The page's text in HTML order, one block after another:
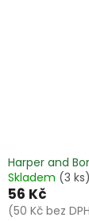
Harper and
Skladem (3 ks)
56 Kč
(50 Kč bez